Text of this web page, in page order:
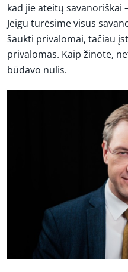
kad jie ateitų savanoriškai
Jeigu turėsime visus
šaukti privalomai, tačiau
privalomas. Kaip žinote,
būdavo nulis.